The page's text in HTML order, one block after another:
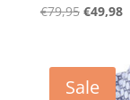
€79,95
€79,95.
€49,98
Sale